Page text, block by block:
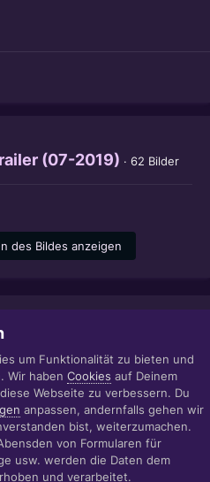
(07-2019) · 62 Bilder
des Bildes anzeigen
Impressum
Community
um Funktionalität zu bieten und
Wir haben Cookies auf Deinem
Webseite zu verbessern. Du
anpassen, andernfalls gehen wir
bist, weiterzumachen.
von Formularen für
usw. werden die Daten dem
und verarbeitet.